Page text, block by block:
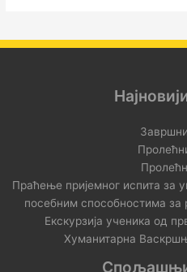
Праћење пријемног испита за
посебним способностима за
Екскурзија ученика од
Хуманитарна